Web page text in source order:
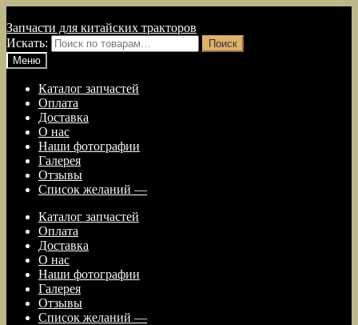
Запчасти для китайских тракторов
Искать:
Поиск
Меню
Каталог запчастей
Оплата
Доставка
О нас
Наши фотографии
Галерея
Отзывы
Список желаний —
Каталог запчастей
Оплата
Доставка
О нас
Наши фотографии
Галерея
Отзывы
Список желаний —